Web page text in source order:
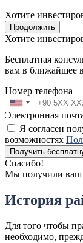
Хотите
Продолжить
Хотите
Бесплатная
вам в ближайшее
Номер телефона
Электронная
Я согласен
возможностях
Получить
Спасибо!
Мы получили ваш
История
Для того чтобы
необходимо,